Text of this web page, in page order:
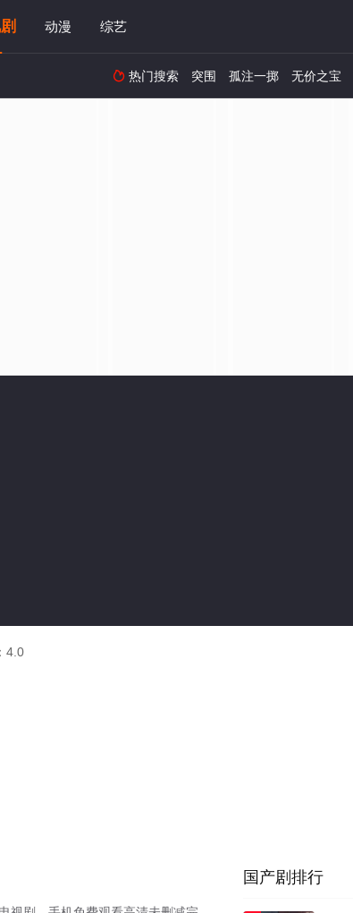
动漫 综艺
 热门搜索 突围 孤注一掷 无价之宝
4.0
国产剧排行